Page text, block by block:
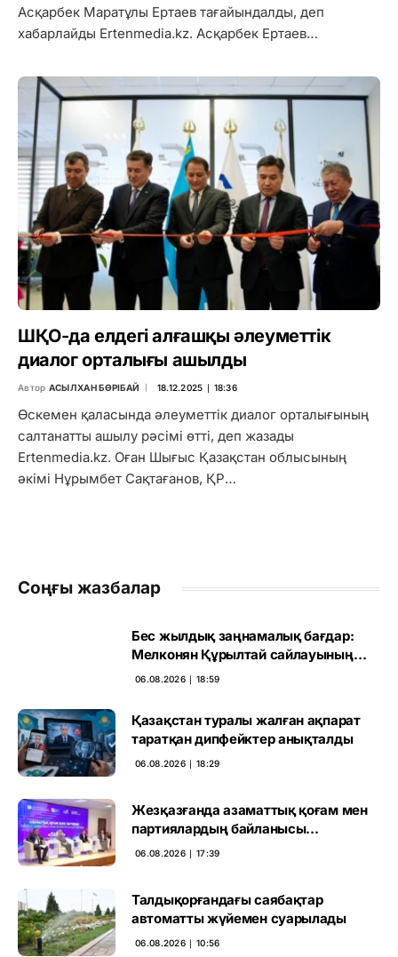
Асқарбек Маратұлы Ертаев тағайындалды, деп
хабарлайды Ertenmedia.kz. Асқарбек Ертаев…
ШҚО-да елдегі алғашқы әлеуметтік
диалог орталығы ашылды
Автор АСЫЛХАН БӨРІБАЙ 18.12.2025 ∣ 18:36
Өскемен қаласында әлеуметтік диалог орталығының
салтанатты ашылу рәсімі өтті, деп жазады
Ertenmedia.kz. Оған Шығыс Қазақстан облысының
әкімі Нұрымбет Сақтағанов, ҚР…
Соңғы жазбалар
Бес жылдық заңнамалық бағдар:
Мелконян Құрылтай сайлауының
маңызын бағалады
06.08.2026 ∣ 18:59
Қазақстан туралы жалған ақпарат
таратқан дипфейктер анықталды
06.08.2026 ∣ 18:29
Жезқазғанда азаматтық қоғам мен
партиялардың байланысы
талқыланды
06.08.2026 ∣ 17:39
Талдықорғандағы саябақтар
автоматты жүйемен суарылады
06.08.2026 ∣ 10:56